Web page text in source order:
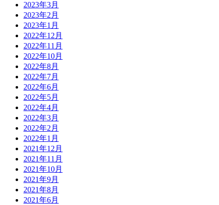
2023年3月
2023年2月
2023年1月
2022年12月
2022年11月
2022年10月
2022年8月
2022年7月
2022年6月
2022年5月
2022年4月
2022年3月
2022年2月
2022年1月
2021年12月
2021年11月
2021年10月
2021年9月
2021年8月
2021年6月